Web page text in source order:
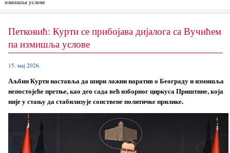
измишља услове
Петковић: Курти се прибојава дијалога са Вучићем
па измишља услове
15. мај 2026.
Аљбин Курти наставља да шири лажни наратив о Београду и измишља
непостојеће претње, као део сада већ изборног циркуса Приштине, која
није у стању да стабилизује сопствене политичке прилике.